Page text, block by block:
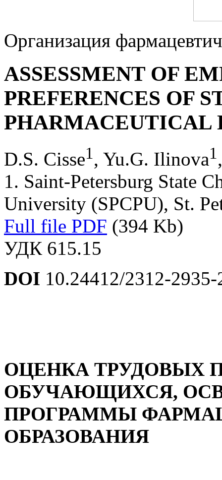
Организация
ASSESSMENT OF
PREFERENCES OF
PHARMACEUTICAL
D.S. Cisse1, Yu.G. Ilinova1
1. Saint-Petersburg State
University (SPCPU), St.
Full file PDF (394 Kb)
УДК 615.15
DOI 10.24412/2312-
ОЦЕНКА ТРУДОВЫХ
ОБУЧАЮЩИХСЯ,
ПРОГРАММЫ
ОБРАЗОВАНИЯ